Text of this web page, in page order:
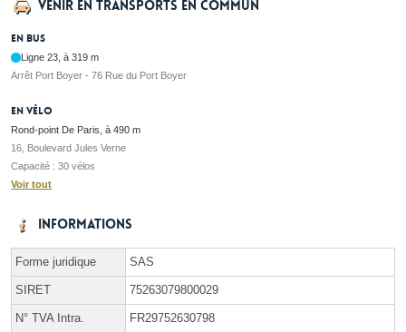
Venir en transports en commun
En bus
Ligne 23, à 319 m
Arrêt Port Boyer - 76 Rue du Port Boyer
En vélo
Rond-point De Paris, à 490 m
16, Boulevard Jules Verne
Capacité : 30 vélos
Voir tout
Informations
Forme juridique SAS
SIRET 75263079800029
N° TVA Intra. FR29752630798